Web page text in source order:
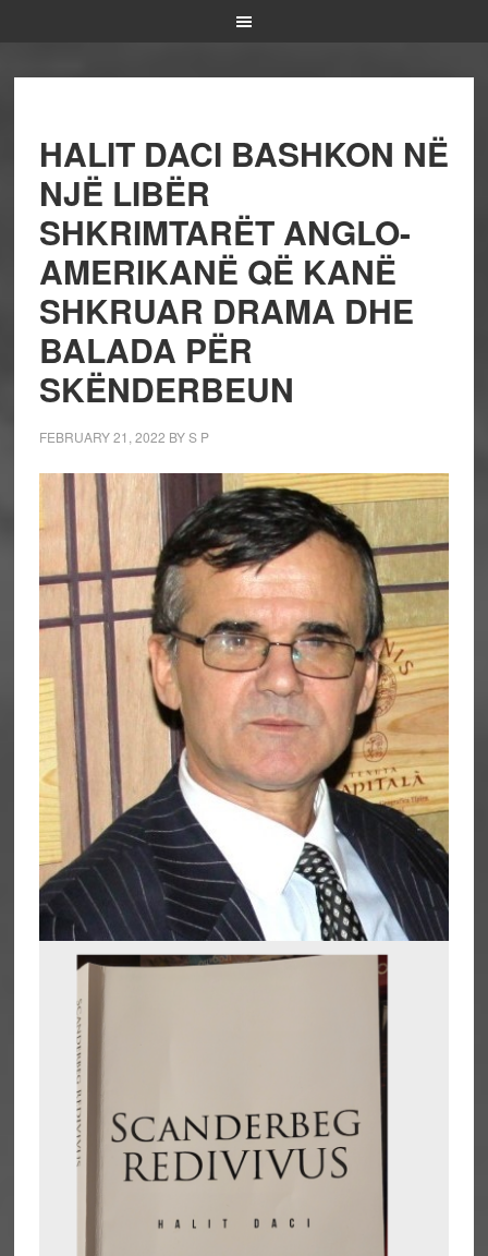
HALIT DACI BASHKON NË
NJË LIBËR
SHKRIMTARËT ANGLO-
AMERIKANË QË KANË
SHKRUAR DRAMA DHE
BALADA PËR
SKËNDERBEUN
FEBRUARY 21, 2022 BYS P